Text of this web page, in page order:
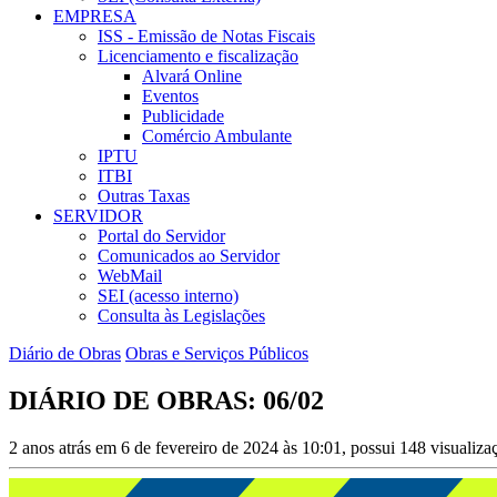
EMPRESA
ISS - Emissão de Notas Fiscais
Licenciamento e fiscalização
Alvará Online
Eventos
Publicidade
Comércio Ambulante
IPTU
ITBI
Outras Taxas
SERVIDOR
Portal do Servidor
Comunicados ao Servidor
WebMail
SEI (acesso interno)
Consulta às Legislações
Diário de Obras Obras e Serviços Públicos
DIÁRIO DE OBRAS: 06/02
2 anos atrás em 6 de fevereiro de 2024 às 10:01, possui 148